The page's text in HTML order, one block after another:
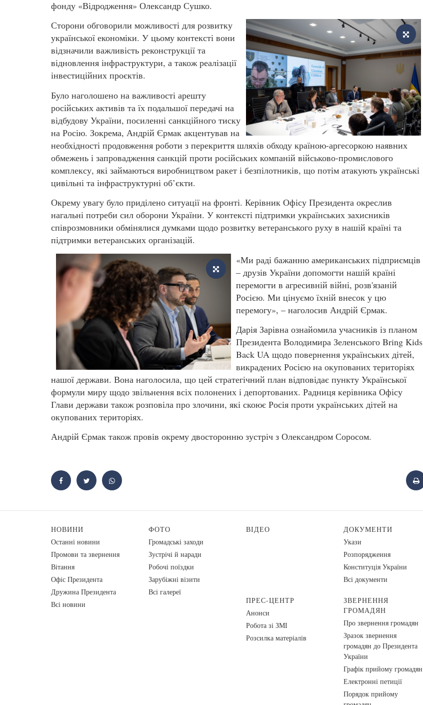
фонду «Відродження» Олександр Сушко.
Сторони обговорили можливості для розвитку
української економіки. У цьому контексті вони
відзначили важливість реконструкції та
відновлення інфраструктури, а також реалізації
інвестиційних проєктів.
Було наголошено на важливості арешту
російських активів та їх подальшої передачі на
відбудову України, посиленні санкційного тиску
на Росію. Зокрема, Андрій Єрмак акцентував на
необхідності продовження роботи з перекриття шляхів обходу країною-аргесоркою наявних
обмежень і запровадження санкцій проти російських компаній військово-промислового
комплексу, які займаються виробництвом ракет і безпілотників, що потім атакують українські
цивільні та інфраструктурні об’єкти.
Окрему увагу було приділено ситуації на фронті. Керівник Офісу Президента окреслив
нагальні потреби сил оборони України. У контексті підтримки українських захисників
співрозмовники обмінялися думками щодо розвитку ветеранського руху в нашій країні та
підтримки ветеранських організацій.
«Ми раді бажанню американських підприємців
– друзів України допомогти нашій країні
перемогти в агресивній війні, розв'язаній
Росією. Ми цінуємо їхній внесок у цю
перемогу», – наголосив Андрій Єрмак.
Дарія Зарівна ознайомила учасників із планом
Президента Володимира Зеленського Bring Kids
Back UA щодо повернення українських дітей,
викрадених Росією на окупованих територіях
нашої держави. Вона наголосила, що цей стратегічний план відповідає пункту Української
формули миру щодо звільнення всіх полонених і депортованих. Радниця керівника Офісу
Глави держави також розповіла про злочини, які скоює Росія проти українських дітей на
окупованих територіях.
Андрій Єрмак також провів окрему двосторонню зустріч з Олександром Соросом.
НОВИНИ
Останні новини
Промови та звернення
Вiтання
Офіс Президента
Дружина Президента
Всі новини
ФОТО
Громадські заходи
Зустрічі й наради
Робочі поїздки
Зарубіжні візити
Всі галереї
ВІДЕО
ДОКУМЕНТИ
Укази
Розпорядження
Конституція України
Всі документи
ПРЕС-ЦЕНТР
Анонси
Робота зі ЗМІ
Розсилка матеріалів
ЗВЕРНЕННЯ
ГРОМАДЯН
Про звернення громадян
Зразок звернення
громадян до Президента
України
Графік прийому громадян
Електронні петиції
Порядок прийому